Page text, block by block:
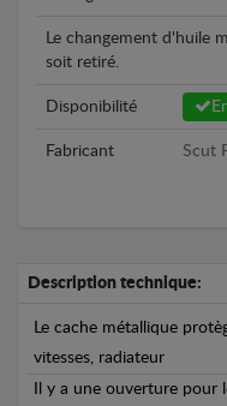
Le changement d'huile
soit retiré.
Disponibilité
Fabricant Scut
Description technique:
Le cache métallique
vitesses, radiateur
Il y a une ouverture pour